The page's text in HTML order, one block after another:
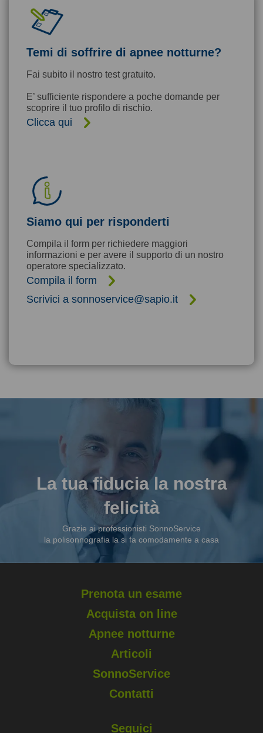
Temi di soffrire di apnee notturne?
Fai subito il nostro test gratuito.
E’ sufficiente rispondere a poche domande per
scoprire il tuo profilo di rischio.
Clicca qui
Siamo qui per risponderti
Compila il form per richiedere maggiori
informazioni e per avere il supporto di un nostro
operatore specializzato.
Compila il form
Scrivici a sonnoservice@sapio.it
La tua fiducia la nostra
felicità
Grazie ai professionisti SonnoService
la polisonnografia la si fa comodamente a casa
Prenota un esame
Acquista on line
Apnee notturne
Articoli
SonnoService
Contatti
Seguici